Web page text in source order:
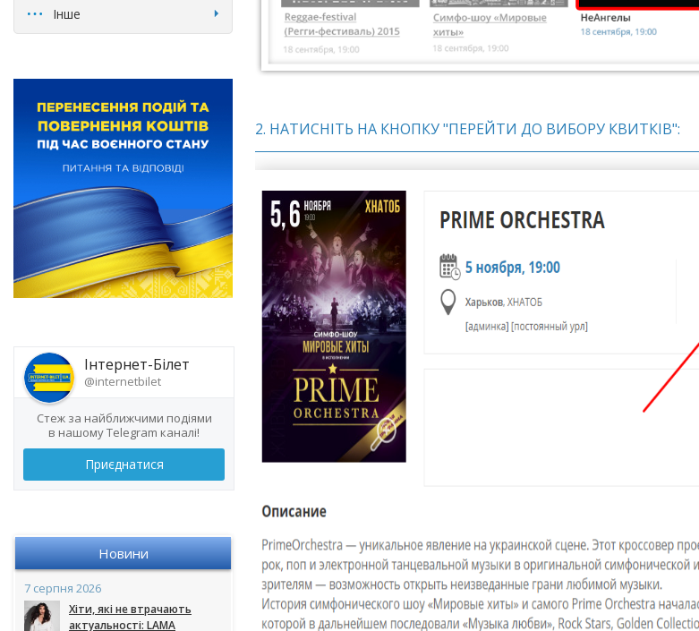
Інше
Інтернет-Білет
@internetbilet
Стеж за найближчими подіями
в нашому Telegram каналі!
Приєднатися
Новини
7 серпня 2026
Хіти, які не втрачають
актуальності: LAMA
2. НАТИСНІТЬ НА КНОПКУ "ПЕРЕЙТИ ДО ВИБОРУ КВИТКІВ":